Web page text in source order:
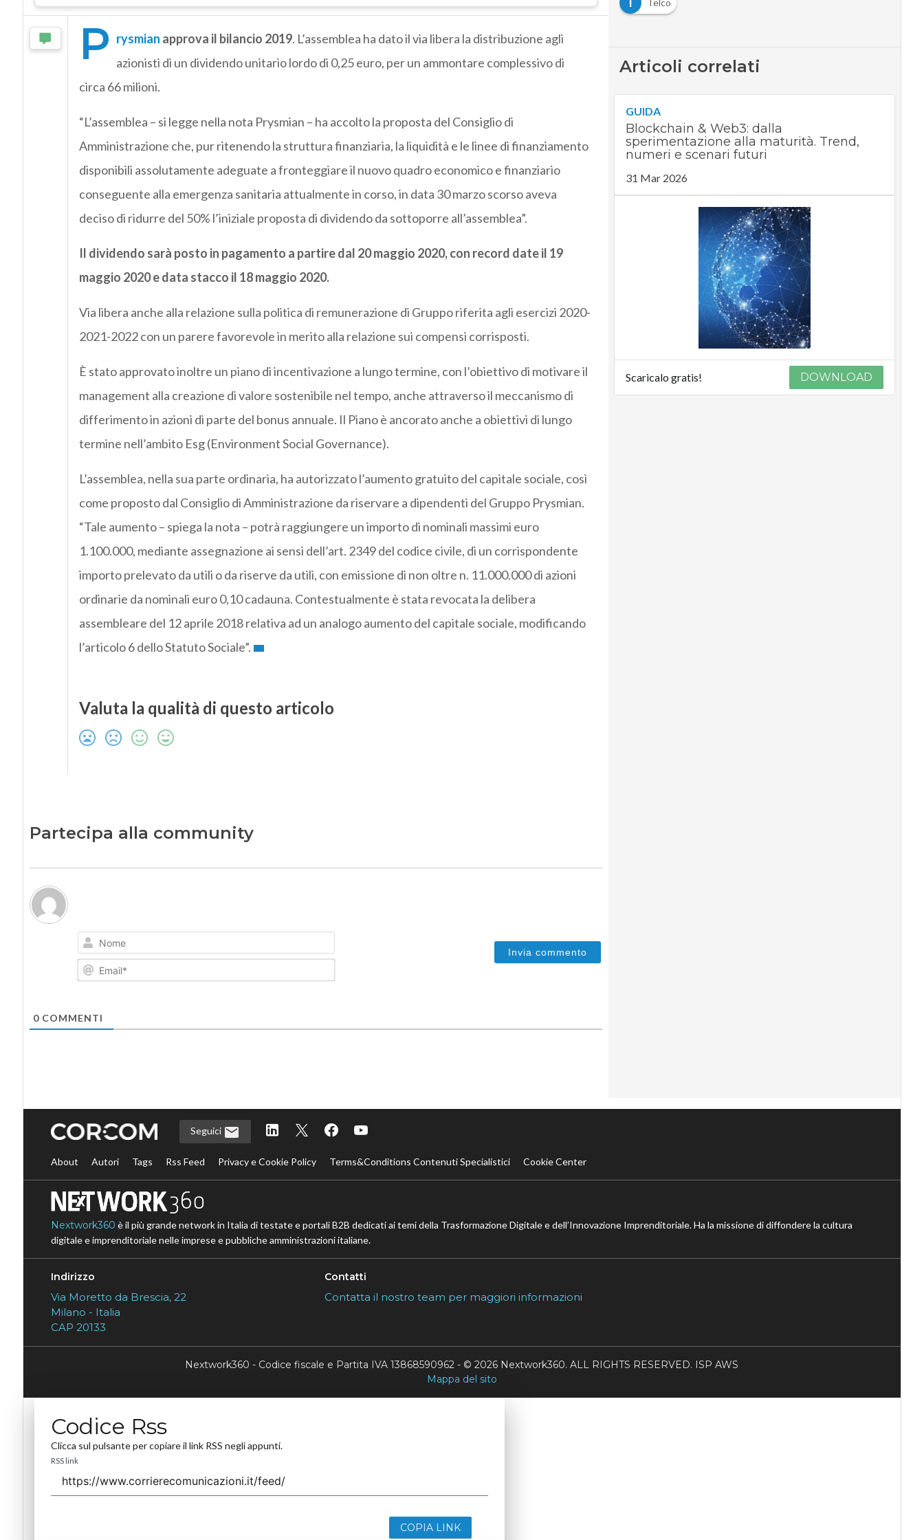
P rysmian approva il bilancio 2019. L’assemblea ha dato il via libera la distribuzione agli
azionisti di un dividendo unitario lordo di 0,25 euro, per un ammontare complessivo di
circa 66 milioni.
“L’assemblea – si legge nella nota Prysmian – ha accolto la proposta del Consiglio di
Amministrazione che, pur ritenendo la struttura finanziaria, la liquidità e le linee di finanziamento
disponibili assolutamente adeguate a fronteggiare il nuovo quadro economico e finanziario
conseguente alla emergenza sanitaria attualmente in corso, in data 30 marzo scorso aveva
deciso di ridurre del 50% l’iniziale proposta di dividendo da sottoporre all’assemblea”.
Il dividendo sarà posto in pagamento a partire dal 20 maggio 2020, con record date il 19
maggio 2020 e data stacco il 18 maggio 2020.
Via libera anche alla relazione sulla politica di remunerazione di Gruppo riferita agli esercizi 2020-
2021-2022 con un parere favorevole in merito alla relazione sui compensi corrisposti.
È stato approvato inoltre un piano di incentivazione a lungo termine, con l’obiettivo di motivare il
management alla creazione di valore sostenibile nel tempo, anche attraverso il meccanismo di
differimento in azioni di parte del bonus annuale. Il Piano è ancorato anche a obiettivi di lungo
termine nell’ambito Esg (Environment Social Governance).
L’assemblea, nella sua parte ordinaria, ha autorizzato l’aumento gratuito del capitale sociale, così
come proposto dal Consiglio di Amministrazione da riservare a dipendenti del Gruppo Prysmian.
“Tale aumento – spiega la nota – potrà raggiungere un importo di nominali massimi euro
1.100.000, mediante assegnazione ai sensi dell’art. 2349 del codice civile, di un corrispondente
importo prelevato da utili o da riserve da utili, con emissione di non oltre n. 11.000.000 di azioni
ordinarie da nominali euro 0,10 cadauna. Contestualmente è stata revocata la delibera
assembleare del 12 aprile 2018 relativa ad un analogo aumento del capitale sociale, modificando
l’articolo 6 dello Statuto Sociale”.
Valuta la qualità di questo articolo
Partecipa alla community
Nome
Email*
0COMMENTI
Telco
Articoli correlati
GUIDA
Blockchain & Web3: dalla
sperimentazione alla maturità. Trend,
numeri e scenari futuri
31 Mar 2026
Scaricalo gratis! DOWNLOAD
Seguici
About Autori Tags Rss Feed Privacy e Cookie Policy Terms&Conditions Contenuti Specialistici Cookie Center
Nextwork360 è il più grande network in Italia di testate e portali B2B dedicati ai temi della Trasformazione Digitale e dell’Innovazione Imprenditoriale. Ha la missione di diffondere la cultura
digitale e imprenditoriale nelle imprese e pubbliche amministrazioni italiane.
Indirizzo
Via Moretto da Brescia, 22
Milano - Italia
CAP 20133
Contatti
Contatta il nostro team per maggiori informazioni
Nextwork360 - Codice fiscale e Partita IVA 13868590962 - © 2026 Nextwork360. ALL RIGHTS RESERVED. ISP AWS
Mappa del sito
Codice Rss
Clicca sul pulsante per copiare il link RSS negli appunti.
RSS link
COPIA LINK